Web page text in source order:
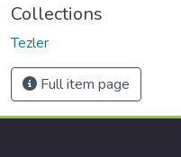
Collections
Tezler
Full item page